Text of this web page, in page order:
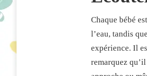
Chaque bébé
l’eau, tandis
expérience. Il
remarquez